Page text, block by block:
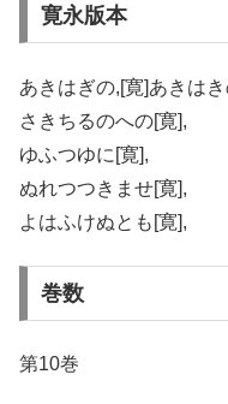
寛永版本
あきはぎの,[寛]あきはき
さきちるのへの[寛],
ゆふつゆに[寛],
ぬれつつきませ[寛],
よはふけぬとも[寛],
巻数
第10巻